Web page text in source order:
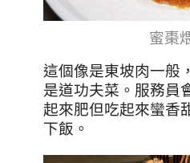
蜜棗
這個像是東坡肉一般
是道功夫菜。服務員
起來肥但吃起來蠻香
下飯。